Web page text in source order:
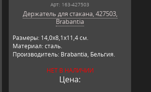
Арт: 163-427503
Держатель для стакана, 427503,
Brabantia
Размеры: 14,0х8,1х11,4 см.
Материал: сталь.
Производитель: Brabantia, Бельгия.
НЕТ В НАЛИЧИИ
Цена: